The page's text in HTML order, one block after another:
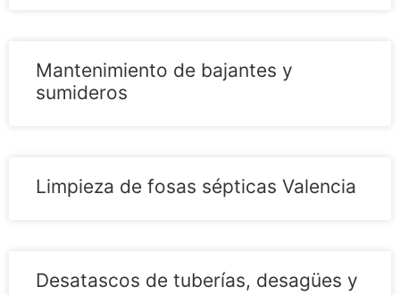
Mantenimiento de bajantes y
sumideros
Limpieza de fosas sépticas Valencia
Desatascos de tuberías, desagües y